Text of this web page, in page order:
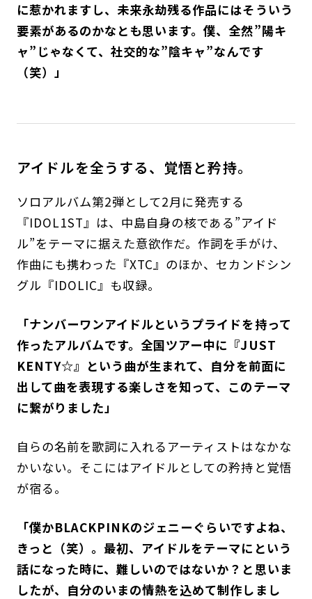
に惹かれますし、未来永劫残る作品にはそういう
要素があるのかなとも思います。僕、全然”陽キ
ャ”じゃなくて、社交的な”陰キャ”なんです
（笑）」
アイドルを全うする、覚悟と矜持。
ソロアルバム第2弾として2月に発売する
『IDOL1ST』は、中島自身の核である”アイド
ル”をテーマに据えた意欲作だ。作詞を手がけ、
作曲にも携わった『XTC』のほか、セカンドシン
グル『IDOLIC』も収録。
「ナンバーワンアイドルというプライドを持って
作ったアルバムです。全国ツアー中に『JUST
KENTY☆』という曲が生まれて、自分を前面に
出して曲を表現する楽しさを知って、このテーマ
に繋がりました」
自らの名前を歌詞に入れるアーティストはなかな
かいない。そこにはアイドルとしての矜持と覚悟
が宿る。
「僕かBLACKPINKのジェニーぐらいですよね、
きっと（笑）。最初、アイドルをテーマにという
話になった時に、難しいのではないか？と思いま
したが、自分のいまの情熱を込めて制作しまし